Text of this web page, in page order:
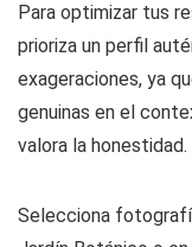
Para optimizar tus
prioriza un perfil
exageraciones, ya
genuinas en el
valora la honestidad.
Selecciona